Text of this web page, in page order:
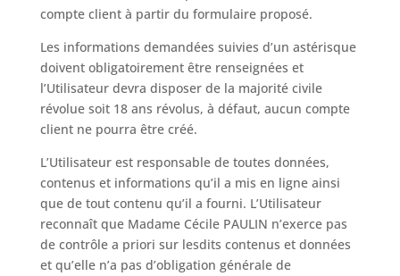
compte client à partir du formulaire proposé.
Les informations demandées suivies d’un astérisque
doivent obligatoirement être renseignées et
l’Utilisateur devra disposer de la majorité civile
révolue soit 18 ans révolus, à défaut, aucun compte
client ne pourra être créé.
L’Utilisateur est responsable de toutes données,
contenus et informations qu’il a mis en ligne ainsi
que de tout contenu qu’il a fourni. L’Utilisateur
reconnaît que Madame Cécile PAULIN n’exerce pas
de contrôle a priori sur lesdits contenus et données
et qu’elle n’a pas d’obligation générale de